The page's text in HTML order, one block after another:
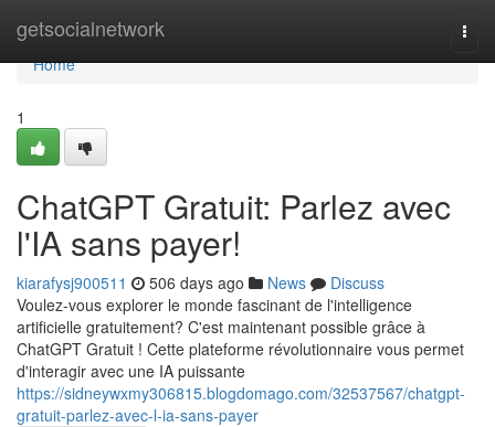
getsocialnetwork
Home
Home
1
ChatGPT Gratuit: Parlez avec
l'IA sans payer!
kiarafysj900511 506 days ago News
Discuss
Voulez-vous explorer le monde fascinant de l'intelligence
artificielle gratuitement? C'est maintenant possible grâce à
ChatGPT Gratuit ! Cette plateforme révolutionnaire vous permet
d'interagir avec une IA puissante
https://sidneywxmy306815.blogdomago.com/32537567/chatgpt-
gratuit-parlez-avec-l-ia-sans-payer